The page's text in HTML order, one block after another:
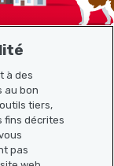
à des
au bon
tiers,
fins décrites
pas